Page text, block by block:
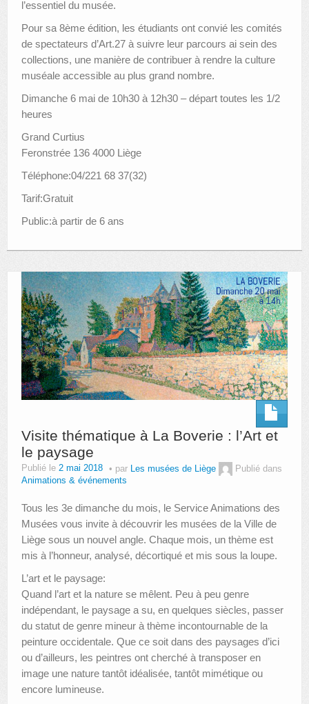
l’essentiel du musée.
Pour sa 8ème édition, les étudiants ont convié les comités
de spectateurs d’Art.27 à suivre leur parcours ai sein des
collections, une manière de contribuer à rendre la culture
muséale accessible au plus grand nombre.
Dimanche 6 mai de 10h30 à 12h30 – départ toutes les 1/2
heures
Grand Curtius
Feronstrée 136 4000 Liège
Téléphone:04/221 68 37(32)
Tarif:Gratuit
Public:à partir de 6 ans
Visite thématique à La Boverie : l’Art et
le paysage
Publié le 2 mai 2018 par Les musées de Liège
Publié dans
Animations & événements
Tous les 3e dimanche du mois, le Service Animations des
Musées vous invite à découvrir les musées de la Ville de
Liège sous un nouvel angle. Chaque mois, un thème est
mis à l’honneur, analysé, décortiqué et mis sous la loupe.
L’art et le paysage:
Quand l’art et la nature se mêlent. Peu à peu genre
indépendant, le paysage a su, en quelques siècles, passer
du statut de genre mineur à thème incontournable de la
peinture occidentale. Que ce soit dans des paysages d’ici
ou d’ailleurs, les peintres ont cherché à transposer en
image une nature tantôt idéalisée, tantôt mimétique ou
encore lumineuse.